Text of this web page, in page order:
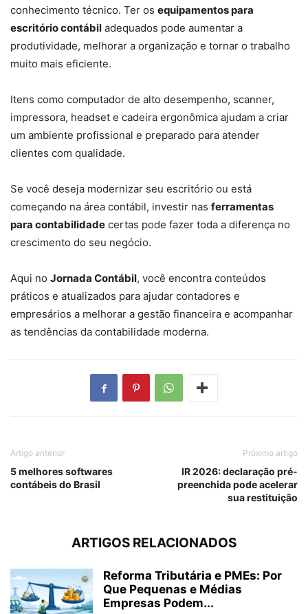
conhecimento técnico. Ter os equipamentos para
escritório contábil adequados pode aumentar a
produtividade, melhorar a organização e tornar o trabalho
muito mais eficiente.
Itens como computador de alto desempenho, scanner,
impressora, headset e cadeira ergonômica ajudam a criar
um ambiente profissional e preparado para atender
clientes com qualidade.
Se você deseja modernizar seu escritório ou está
começando na área contábil, investir nas ferramentas
para contabilidade certas pode fazer toda a diferença no
crescimento do seu negócio.
Aqui no Jornada Contábil, você encontra conteúdos
práticos e atualizados para ajudar contadores e
empresários a melhorar a gestão financeira e acompanhar
as tendências da contabilidade moderna.
Artigo anterior
5 melhores softwares
contábeis do Brasil
Próximo artigo
IR 2026: declaração pré-
preenchida pode acelerar
sua restituição
ARTIGOS RELACIONADOS
Reforma Tributária e PMEs: Por
Que Pequenas e Médias
Empresas Podem...